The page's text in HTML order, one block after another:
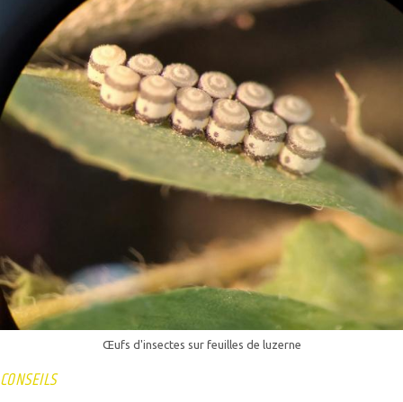
Œufs d'insectes sur feuilles de luzerne
CONSEILS